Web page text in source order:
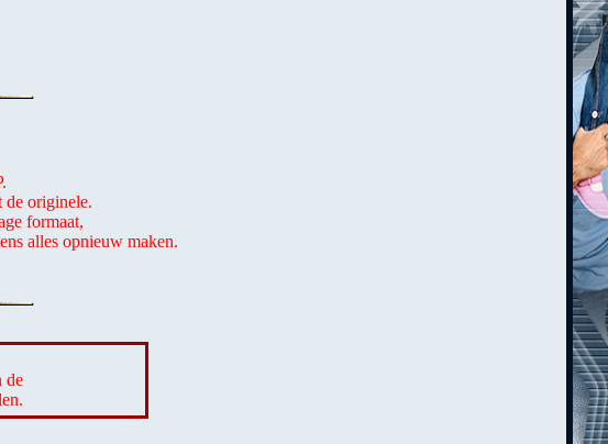
originele.
formaat,
alles opnieuw maken.
de